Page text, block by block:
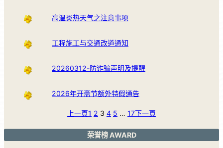
高温炎热天气之注意事项
工程施工与交通改道通知
20260312-防诈骗声明及提醒
2026年开斋节额外特假通告
上一頁1 2 3 4 5 … 17下一頁
荣誉榜 AWARD